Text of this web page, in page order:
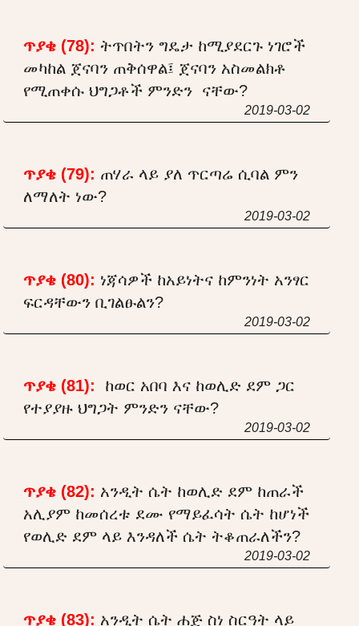
ጥያቄ (78): ትጥበትን ግዴታ ከሚያደርጉ ነገሮች
መካከል ጀናባን ጠቅሰዋል፤ ጀናባን አስመልክቶ
የሚጠቀሱ ህግጋቶች ምንድን ናቸው?
2019-03-02
ጥያቄ (79): ጠሃራ ላይ ያለ ጥርጣሬ ሲባል ምን
ለማለት ነው?
2019-03-02
ጥያቄ (80): ነጃሳዎች ከአይነትና ከምንነት አንፃር
ፍርዳቸውን ቢገልፁልን?
2019-03-02
ጥያቄ (81):
ከወር አበባ እና ከወሊድ ደም ጋር
የተያያዙ ህግጋት ምንድን ናቸው?
2019-03-02
ጥያቄ (82): አንዲት ሴት ከወሊድ ደም ከጠራች
አሊያም ከመሰረቱ ደሙ የማይፈሳት ሴት ከሆነች
የወሊድ ደም ላይ እንዳለች ሴት ትቆጠራለችን?
2019-03-02
ጥያቄ (83): አንዲት ሴት ሐጅ ስነ ስርዓት ላይ